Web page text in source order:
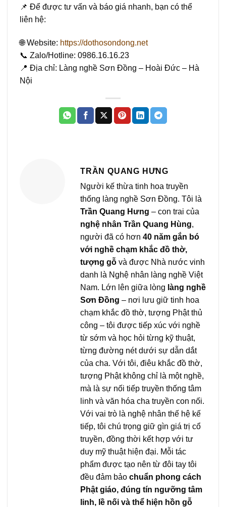
📌 Để được tư vấn và báo giá nhanh, bạn có thể
liên hệ:
🌐 Website: https://dothosondong.net
📞 Zalo/Hotline: 0986.16.16.23
📍 Địa chỉ: Làng nghề Sơn Đồng – Hoài Đức – Hà
Nội
TRẦN QUANG HƯNG
Người kế thừa tinh hoa truyền
thống làng nghề Sơn Đồng. Tôi là
Trần Quang Hưng – con trai của
nghệ nhân Trần Quang Hùng,
người đã có hơn 40 năm gắn bó
với nghề chạm khắc đồ thờ,
tượng gỗ và được Nhà nước vinh
danh là Nghệ nhân làng nghề Việt
Nam. Lớn lên giữa lòng làng nghề
Sơn Đồng – nơi lưu giữ tinh hoa
chạm khắc đồ thờ, tượng Phật thủ
công – tôi được tiếp xúc với nghề
từ sớm và học hỏi từng kỹ thuật,
từng đường nét dưới sự dẫn dắt
của cha. Với tôi, điêu khắc đồ thờ,
tượng Phật không chỉ là một nghề,
mà là sự nối tiếp truyền thống tâm
linh và văn hóa cha truyền con nối.
Với vai trò là nghệ nhân thế hệ kế
tiếp, tôi chú trọng giữ gìn giá trị cổ
truyền, đồng thời kết hợp với tư
duy mỹ thuật hiện đại. Mỗi tác
phẩm được tạo nên từ đôi tay tôi
đều đảm bảo chuẩn phong cách
Phật giáo, đúng tín ngưỡng tâm
linh, lề nối và thể hiện hồn gỗ